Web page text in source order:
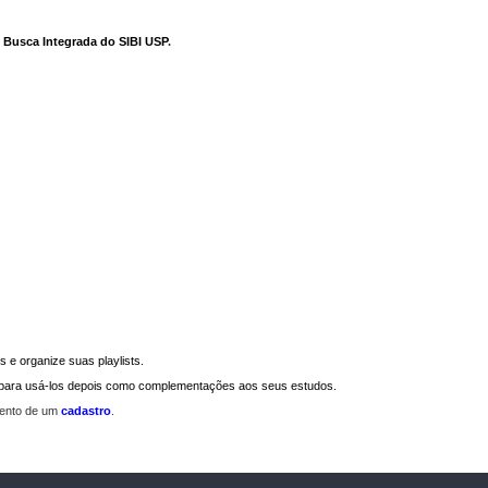
Integrada do SIBI USP.
e organize suas playlists.
usá-los depois como complementações aos seus estudos.
de um cadastro